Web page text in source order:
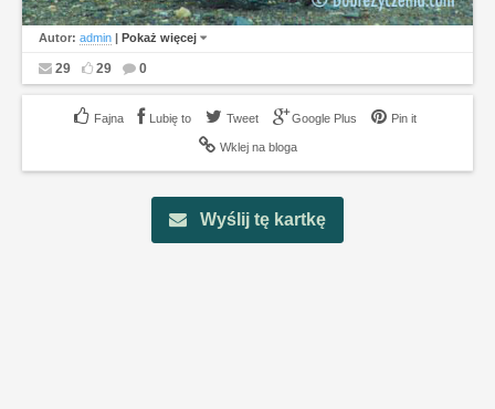
Autor: admin Pokaż więcej
29 29 0
Lubię to Tweet Google Plus Pin it
Wklej na bloga
Wyślij tę kartkę